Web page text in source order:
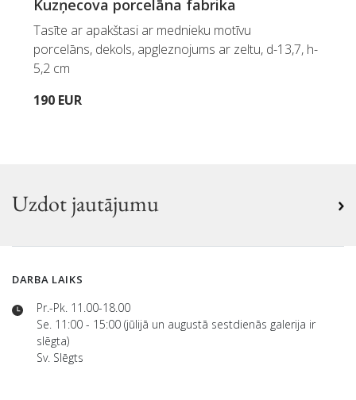
Kuzņecova porcelāna fabrika
Tasīte ar apakštasi ar mednieku motīvu
porcelāns, dekols, apgleznojums ar zeltu, d-13,7, h-
5,2 cm
190 EUR
Uzdot jautājumu
DARBA LAIKS
Pr.-Pk. 11.00-18.00
Se. 11:00 - 15:00 (jūlijā un augustā sestdienās galerija ir
slēgta)
Sv. Slēgts